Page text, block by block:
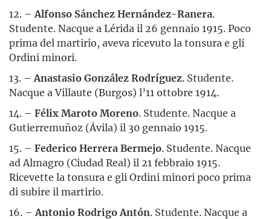
12. – Alfonso Sánchez Hernández-Ranera.
Studente. Nacque a Lérida il 26 gennaio 1915. Poco
prima del martirio, aveva ricevuto la tonsura e gli
Ordini minori.
13. – Anastasio González Rodríguez. Studente.
Nacque a Villaute (Burgos) l’11 ottobre 1914.
14. – Félix Maroto Moreno. Studente. Nacque a
Gutierremuñoz (Ávila) il 30 gennaio 1915.
15. – Federico Herrera Bermejo. Studente. Nacque
ad Almagro (Ciudad Real) il 21 febbraio 1915.
Ricevette la tonsura e gli Ordini minori poco prima
di subire il martirio.
16. – Antonio Rodrigo Antón. Studente. Nacque a